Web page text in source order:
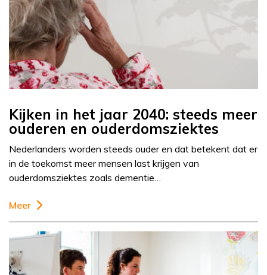
Kijken in het jaar 2040: steeds meer
ouderen en ouderdomsziektes
Nederlanders worden steeds ouder en dat betekent dat er
in de toekomst meer mensen last krijgen van
ouderdomsziektes zoals dementie…
Meer